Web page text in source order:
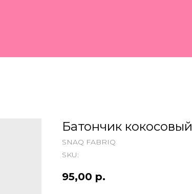
Батончик
SNAQ FABRIQ
SKU:
95,00 р.